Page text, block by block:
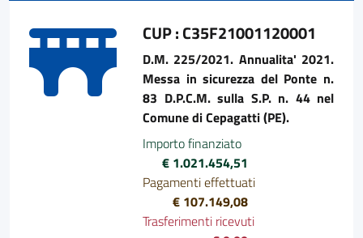
CUP : C35F21001120001
D.M. 225/2021. Annualita' 2021.
Messa in sicurezza del Ponte n.
83 D.P.C.M. sulla S.P. n. 44 nel
Comune di Cepagatti (PE).
Importo finanziato
€ 1.021.454,51
Pagamenti effettuati
€ 107.149,08
Trasferimenti ricevuti